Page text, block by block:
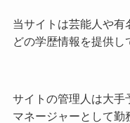
当サイトは芸能人や有
どの学歴情報を提供し
サイトの管理人は大手
マネージャーとして勤